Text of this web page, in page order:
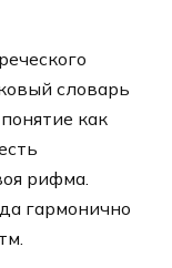
словарь
как
рифма.
гармонично